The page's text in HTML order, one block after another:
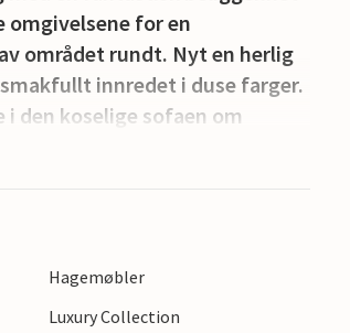
omgivelsene for en
området rundt. Nyt en herlig
innredet i duse farger.
den koselige sofaen om
spille spill ved bordet i lang
innsjøen.
Hagemøbler
Luxury Collection